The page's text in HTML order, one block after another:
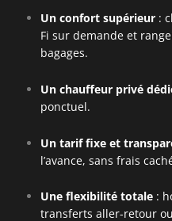
Un confort supérieur :
Fi sur demande et
bagages.
Un chauffeur privé
ponctuel.
Un tarif fixe et
l’avance, sans frais
Une flexibilité totale :
transferts aller-retour